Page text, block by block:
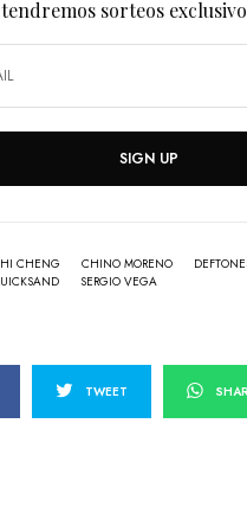
sorteos
SIGN UP
CHENG CHINO MORENO
SERGIO VEGA
TWEET